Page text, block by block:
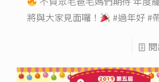
將與大家見面囉！
#過年好 #